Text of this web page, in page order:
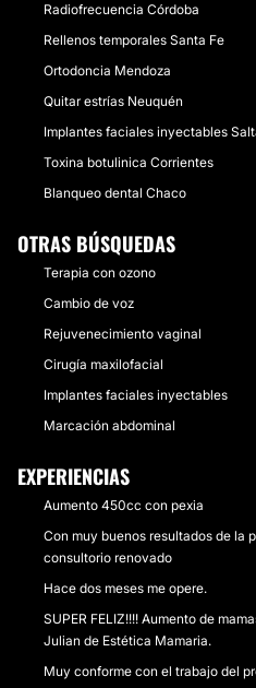
Radiofrecuencia Córdoba
Rellenos temporales Santa Fe
Ortodoncia Mendoza
Quitar estrías Neuquén
Implantes faciales inyectables
Toxina botulinica Corrientes
Blanqueo dental Chaco
OTRAS BÚSQUEDAS
Terapia con ozono
Cambio de voz
Rejuvenecimiento vaginal
Cirugía maxilofacial
Implantes faciales inyectables
Marcación abdominal
EXPERIENCIAS
Aumento 450cc con pexia
Con muy buenos resultados de la
consultorio renovado
Hace dos meses me opere.
SUPER FELIZ!!!! Aumento de
Julian de Estética Mamaria.
Muy conforme con el trabajo del